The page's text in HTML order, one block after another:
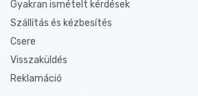
Gyakran ismételt kérdések
Szállítás és kézbesítés
Csere
Visszaküldés
Reklamáció